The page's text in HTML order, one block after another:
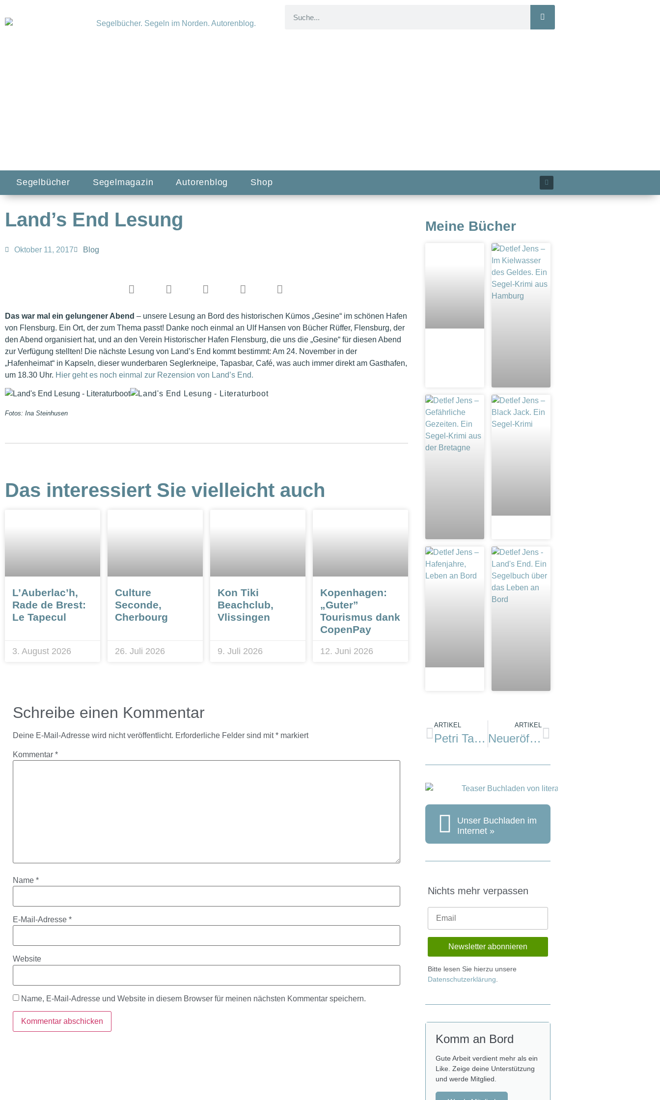
Segelbücher Segelmagazin Autorenblog Shop
Land’s End Lesung
Oktober 11, 2017 Blog
Das war mal ein gelungener Abend – unsere Lesung an Bord des historischen Kümos „Gesine“ im schönen Hafen
von Flensburg. Ein Ort, der zum Thema passt! Danke noch einmal an Ulf Hansen von Bücher Rüffer, Flensburg, der
den Abend organisiert hat, und an den Verein Historischer Hafen Flensburg, die uns die „Gesine“ für diesen Abend
zur Verfügung stellten! Die nächste Lesung von Land’s End kommt bestimmt: Am 24. November in der
„Hafenheimat“ in Kapseln, dieser wunderbaren Seglerkneipe, Tapasbar, Café, was auch immer direkt am Gasthafen,
um 18.30 Uhr. Hier geht es noch einmal zur Rezension von Land’s End.
Fotos: Ina Steinhusen
Das interessiert Sie vielleicht auch
L’Auberlac’h,
Rade de Brest:
Le Tapecul
3. August 2026
Culture
Seconde,
Cherbourg
26. Juli 2026
Kon Tiki
Beachclub,
Vlissingen
9. Juli 2026
Kopenhagen:
„Guter”
Tourismus dank
CopenPay
12. Juni 2026
Schreibe einen Kommentar
Deine E-Mail-Adresse wird nicht veröffentlicht. Erforderliche Felder sind mit* markiert
Kommentar *
Name *
E-Mail-Adresse *
Website
Name, E-Mail-Adresse und Website in diesem Browser für meinen nächsten Kommentar speichern.
Meine Bücher
ARTIKEL
Petri Tamminen: Meeresroman
ARTIKEL
Neueröffnung: Tate St. Ives
Unser Buchladen im
Internet »
Nichts mehr verpassen
Bitte lesen Sie hierzu unsere
Datenschutzerklärung
Komm an Bord
Gute Arbeit verdient mehr als ein
Like. Zeige deine Unterstützung
und werde Mitglied.